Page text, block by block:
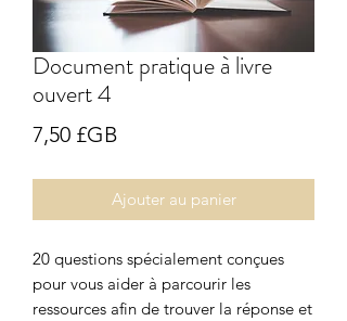
Document pratique à livre
ouvert 4
7,50 £GB
Ajouter au panier
20 questions spécialement conçues
pour vous aider à parcourir les
ressources afin de trouver la réponse et